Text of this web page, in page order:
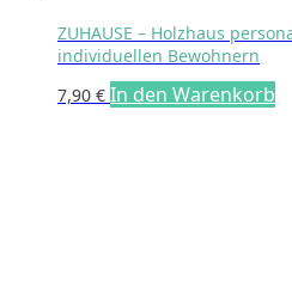
ZUHAUSE – Holzhaus
individuellen Bewohnern
7,90 € In den Warenkorb